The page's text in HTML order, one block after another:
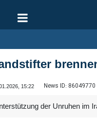
15:22 News ID: 86049770